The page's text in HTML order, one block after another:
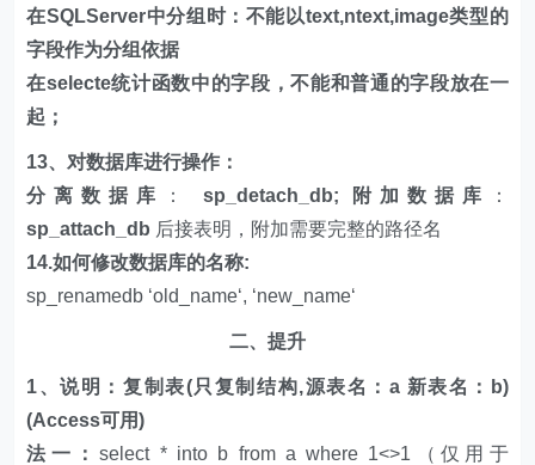
在SQLServer中分组时：不能以text,ntext,image类型的
字段作为分组依据
在selecte统计函数中的字段，不能和普通的字段放在一
起；
13、对数据库进行操作：
分离数据库
： sp_detach_db; 附加数据库
：
sp_attach_db 后接表明，附加需要完整的路径名
14.如何修改数据库的名称:
sp_renamedb ‘old_name‘, ‘new_name‘
二、提升
1、说明：复制表(只复制结构,源表名：a 新表名：b)
(Access可用)
法一：select * into b from a where 1<>1（仅用于